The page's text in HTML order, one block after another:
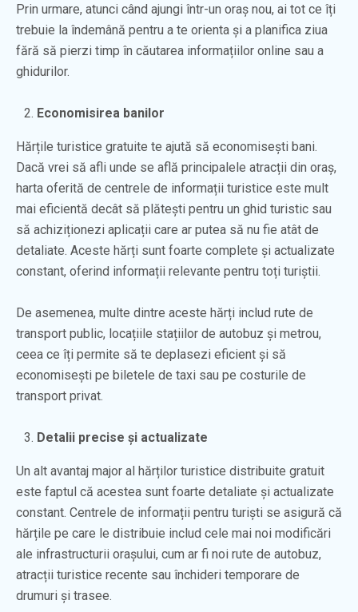
Prin urmare, atunci când ajungi într-un oraș nou, ai tot ce îți
trebuie la îndemână pentru a te orienta și a planifica ziua
fără să pierzi timp în căutarea informațiilor online sau a
ghidurilor.
Economisirea banilor
Hărțile turistice gratuite te ajută să economisești bani.
Dacă vrei să afli unde se află principalele atracții din oraș,
harta oferită de centrele de informații turistice este mult
mai eficientă decât să plătești pentru un ghid turistic sau
să achiziționezi aplicații care ar putea să nu fie atât de
detaliate. Aceste hărți sunt foarte complete și actualizate
constant, oferind informații relevante pentru toți turiștii.
De asemenea, multe dintre aceste hărți includ rute de
transport public, locațiile stațiilor de autobuz și metrou,
ceea ce îți permite să te deplasezi eficient și să
economisești pe biletele de taxi sau pe costurile de
transport privat.
Detalii precise și actualizate
Un alt avantaj major al hărților turistice distribuite gratuit
este faptul că acestea sunt foarte detaliate și actualizate
constant. Centrele de informații pentru turiști se asigură că
hărțile pe care le distribuie includ cele mai noi modificări
ale infrastructurii orașului, cum ar fi noi rute de autobuz,
atracții turistice recente sau închideri temporare de
drumuri și trasee.